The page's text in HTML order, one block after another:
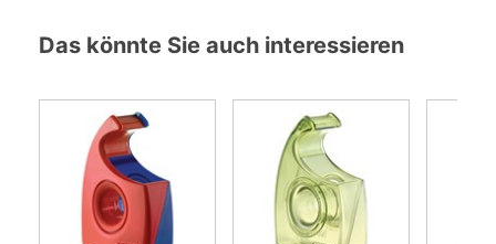
Das könnte Sie auch interessieren